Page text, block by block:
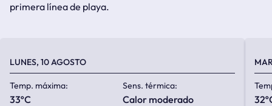
primera línea de playa.
LUNES, 10 AGOSTO
Temp. máxima:
33ºC
Sens. térmica:
calor moderado